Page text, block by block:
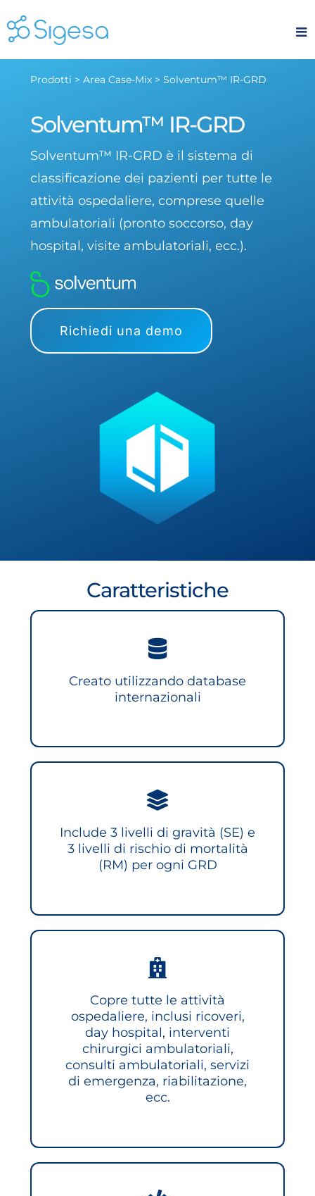
to
content
Prodotti > Area Case-Mix > Solventum™ IR-GRD
Solventum™ IR-GRD
Solventum™ IR-GRD è il sistema di
classificazione dei pazienti per tutte le
attività ospedaliere, comprese quelle
ambulatoriali (pronto soccorso, day
hospital, visite ambulatoriali, ecc.).
Richiedi una demo
Caratteristiche
Creato utilizzando database
internazionali
Include 3 livelli di gravità (SE) e
3 livelli di rischio di mortalità
(RM) per ogni GRD
Copre tutte le attività
ospedaliere, inclusi ricoveri,
day hospital, interventi
chirurgici ambulatoriali,
consulti ambulatoriali, servizi
di emergenza, riabilitazione,
ecc.